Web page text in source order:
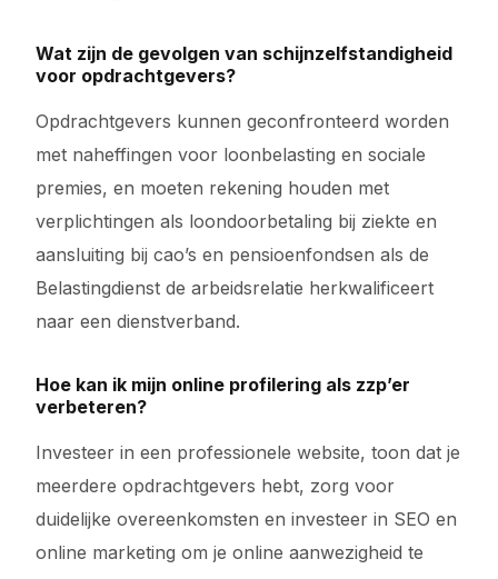
Wat zijn de gevolgen van schijnzelfstandigheid
voor opdrachtgevers?
Opdrachtgevers kunnen geconfronteerd worden
met naheffingen voor loonbelasting en sociale
premies, en moeten rekening houden met
verplichtingen als loondoorbetaling bij ziekte en
aansluiting bij cao’s en pensioenfondsen als de
Belastingdienst de arbeidsrelatie herkwalificeert
naar een dienstverband.
Hoe kan ik mijn online profilering als zzp’er
verbeteren?
Investeer in een professionele website, toon dat je
meerdere opdrachtgevers hebt, zorg voor
duidelijke overeenkomsten en investeer in SEO en
online marketing om je online aanwezigheid te